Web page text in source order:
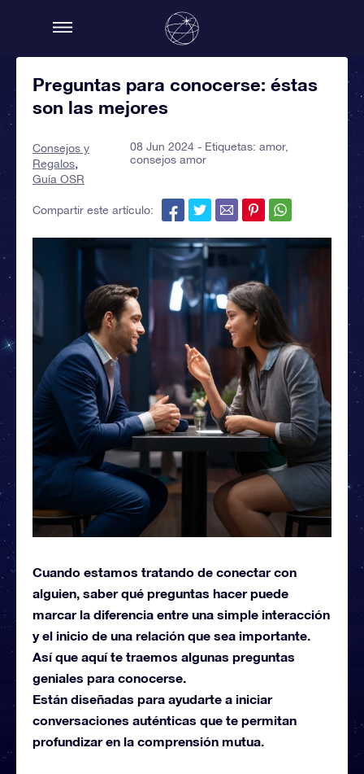
Preguntas para conocerse: éstas
son las mejores
Consejos y
Regalos
Guía OSR
08 Jun 2024 - Etiquetas: amor,
consejos amor
Compartir este artículo:
Cuando estamos tratando de conectar con
alguien, saber qué preguntas hacer puede
marcar la diferencia entre una simple interacción
y el inicio de una relación que sea importante.
Así que aquí te traemos algunas preguntas
geniales para conocerse.
Están diseñadas para ayudarte a iniciar
conversaciones auténticas que te permitan
profundizar en la comprensión mutua.